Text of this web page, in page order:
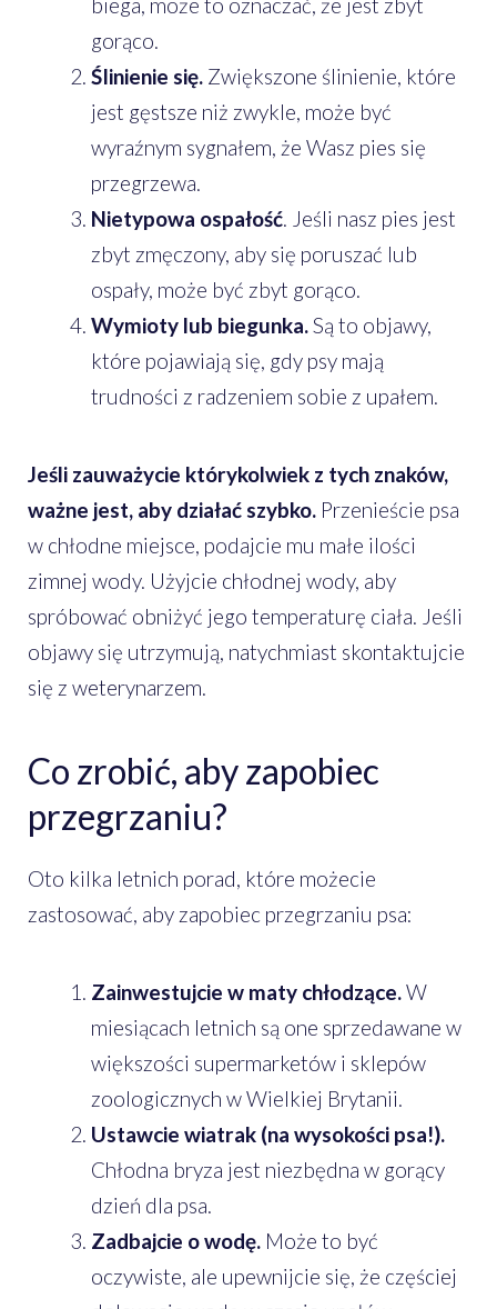
gorąco.
Ślinienie się. Zwiększone ślinienie, które
jest gęstsze niż zwykle, może być
wyraźnym sygnałem, że Wasz pies się
przegrzewa.
Nietypowa ospałość . Jeśli nasz pies jest
zbyt zmęczony, aby się poruszać lub
ospały, może być zbyt gorąco.
Wymioty lub biegunka. Są to objawy,
które pojawiają się, gdy psy mają
trudności z radzeniem sobie z upałem.
Jeśli zauważycie którykolwiek z tych znaków,
ważne jest, aby działać szybko. Przenieście psa
w chłodne miejsce, podajcie mu małe ilości
zimnej wody. Użyjcie chłodnej wody, aby
spróbować obniżyć jego temperaturę ciała. Jeśli
objawy się utrzymują, natychmiast skontaktujcie
się z weterynarzem.
Co zrobić, aby zapobiec
przegrzaniu?
Oto kilka letnich porad, które możecie
zastosować, aby zapobiec przegrzaniu psa:
Zainwestujcie w maty chłodzące. W
miesiącach letnich są one sprzedawane w
większości supermarketów i sklepów
zoologicznych w Wielkiej Brytanii.
Ustawcie wiatrak (na wysokości psa!).
Chłodna bryza jest niezbędna w gorący
dzień dla psa.
Zadbajcie o wodę. Może to być
oczywiste, ale upewnijcie się, że częściej